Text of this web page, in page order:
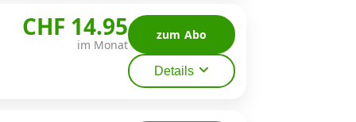
CHF 14.95
im Monat
zum Abo
Details